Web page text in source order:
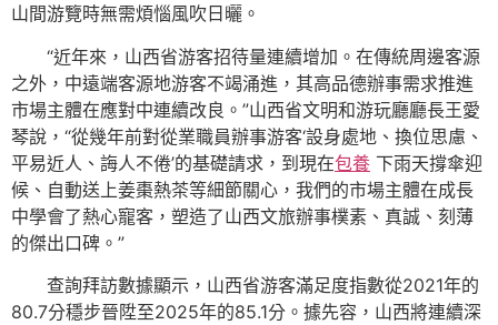
山間游覽時無需煩惱風吹日曬。
“近年來，山西省游客招待量連續增加。在傳統周邊客源
之外，中遠端客源地游客不竭涌進，其高品德辦事需求推進
市場主體在應對中連續改良。”山西省文明和游玩廳廳長王愛
琴說，“從幾年前對從業職員辦事游客‘設身處地、換位思慮、
平易近人、誨人不倦’的基礎請求，到現在包養 下雨天撐傘迎
候、自動送上姜棗熱茶等細節關心，我們的市場主體在成長
中學會了熱心寵客，塑造了山西文旅辦事樸素、真誠、刻薄
的傑出口碑。”
查詢拜訪數據顯示，山西省游客滿足度指數從2021年的
80.7分穩步晉陞至2025年的85.1分。據先容，山西將連續深